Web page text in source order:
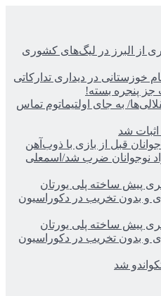
از البرز در لیگ‌های کشوری
خوزستانی در دیداری تدارکاتی
جز پنجره بسته!
به جای اولتیماتوم تماس
شد
قبل از بازی با ذوب‌آهن
نوجوانان ضرب شد/اسمعلی
پیش ساخته پلی یورتان
و بدون تخریب در دکوراسیون
پیش ساخته پلی یورتان
و بدون تخریب در دکوراسیون
شد